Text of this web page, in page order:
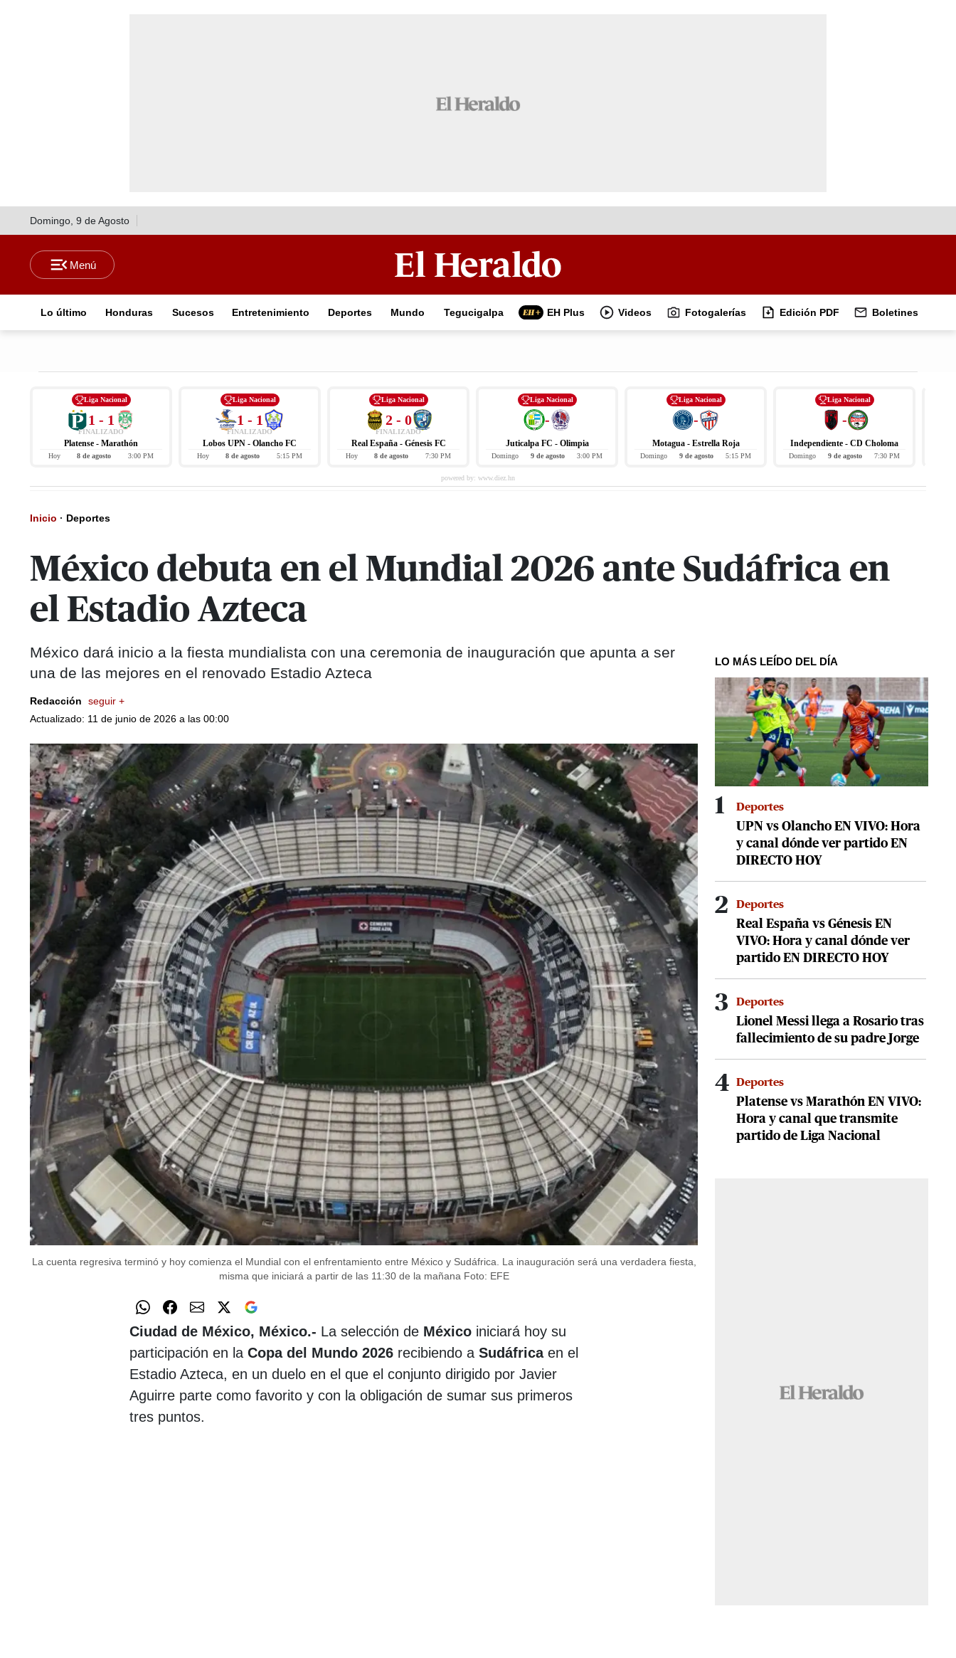
Domingo, 9 de Agosto
Lo último Honduras Sucesos Entretenimiento Deportes Mundo Tegucigalpa EH Plus Videos Fotogalerías Edición PDF Boletines
Liga Nacional
1 - 1
FINALIZADO
Platense - Marathón
Hoy 8 de agosto 3:00 PM
Liga Nacional
1 - 1
FINALIZADO
Lobos UPN - Olancho FC
Hoy 8 de agosto 5:15 PM
Liga Nacional
2 - 0
FINALIZADO
Real España - Génesis FC
Hoy 8 de agosto 7:30 PM
Liga Nacional
-
Juticalpa FC - Olimpia
Domingo 9 de agosto 3:00 PM
Liga Nacional
-
Motagua - Estrella Roja
Domingo 9 de agosto 5:15 PM
Liga Nacional
-
Independiente - CD Choloma
Domingo 9 de agosto 7:30 PM
Inicio · Deportes
México debuta en el Mundial 2026 ante Sudáfrica en
el Estadio Azteca
México dará inicio a la fiesta mundialista con una ceremonia de inauguración que apunta a ser
una de las mejores en el renovado Estadio Azteca
Redacción
seguir +
Actualizado: 11 de junio de 2026 a las 00:00
La cuenta regresiva terminó y hoy comienza el Mundial con el enfrentamiento entre México y Sudáfrica. La inauguración será una verdadera fiesta,
misma que iniciará a partir de las 11:30 de la mañana Foto: EFE
Ciudad de México, México.- La selección de México iniciará hoy su
participación en la Copa del Mundo 2026recibiendo a Sudáfrica en el
Estadio Azteca, en un duelo en el que el conjunto dirigido por Javier
Aguirre parte como favorito y con la obligación de sumar sus primeros
tres puntos.
LO MÁS LEÍDO DEL DÍA
1 Deportes
UPN vs Olancho EN VIVO: Hora
y canal dónde ver partido EN
DIRECTO HOY
2 Deportes
Real España vs Génesis EN
VIVO: Hora y canal dónde ver
partido EN DIRECTO HOY
3 Deportes
Lionel Messi llega a Rosario tras
fallecimiento de su padre Jorge
4 Deportes
Platense vs Marathón EN VIVO:
Hora y canal que transmite
partido de Liga Nacional